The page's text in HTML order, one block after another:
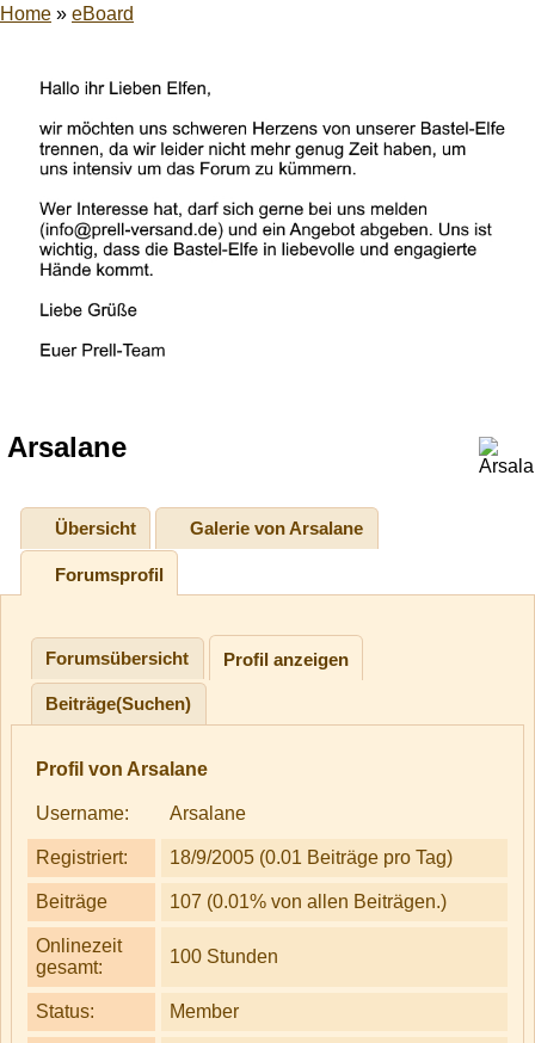
Home » eBoard
Arsalane
Übersicht Galerie von Arsalane
Forumsprofil
Forumsübersicht Profil anzeigen
Beiträge(Suchen)
Profil von Arsalane
Username: Arsalane
Registriert: 18/9/2005 (0.01 Beiträge pro Tag)
Beiträge 107 (0.01% von allen Beiträgen.)
Onlinezeit
gesamt:
100 Stunden
Status: Member